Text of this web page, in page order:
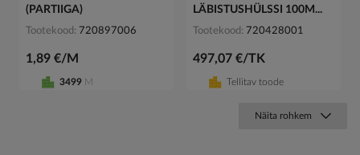
(PARTIIGA)
Tootekood 720897006
1,89 €/M
3499 M
LÄBISTUSHÜLSSI 100M...
Tootekood 720428001
497,07 €/TK
Tellitav toode
Näita rohkem